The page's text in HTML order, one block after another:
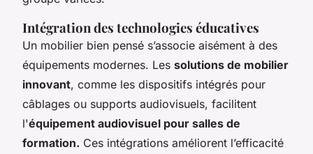
Intégration des technologies éducatives
Un mobilier bien pensé s’associe aisément à des
équipements modernes. Les solutions de mobilier
innovant, comme les dispositifs intégrés pour
câblages ou supports audiovisuels, facilitent
l'équipement audiovisuel pour salles de
formation. Ces intégrations améliorent l’efficacité